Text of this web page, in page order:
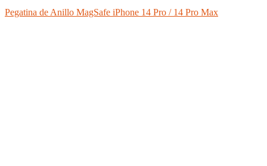
Pegatina de Anillo MagSafe iPhone 14 Pro / 14 Pro Max